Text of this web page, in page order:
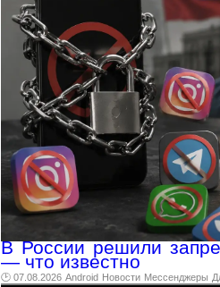
В России решили
— что известно
🕑 07.08.2026 Android Новости Мессенджеры